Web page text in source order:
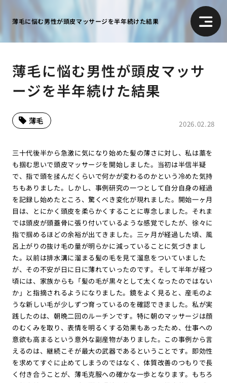
薄毛に悩む男性が頭皮マッサージを半年続けた結果
薄毛に悩む男性が頭皮マッサ
ージを半年続けた結果
2026.02.28
薄毛
三十代後半から急激に気になり始めた髪の薄さに対し、私は藁を
も掴む思いで頭皮マッサージを開始しました。当初は半信半疑
で、指で頭を揉んだくらいで何かが変わるのかという冷めた気持
ちもありました。しかし、事例研究の一つとして自分自身の経過
を記録し始めたところ、驚くべき変化が現れました。開始一ヶ月
目は、とにかく頭皮を柔らかくすることに専念しました。それま
では頭皮が頭蓋骨に張り付いているような感覚でしたが、徐々に
指で掴めるほどの余裕が出てきました。三ヶ月が経過した頃、風
呂上がりの抜け毛の量が明らかに減っていることに気づきまし
た。以前は排水溝に溜まる髪の毛を見て溜息をついていました
が、その不安が日に日に薄れていったのです。そして半年が経つ
頃には、家族からも「髪の毛が黒々として太くなったのではない
か」と指摘されるようになりました。鏡をよく見ると、産毛のよ
うな新しい毛が少しずつ育っているのを確認できました。私が実
践したのは、朝晩二回のルーチンです。特に朝のマッサージは顔
のむくみを取り、表情を明るくする効果もあったため、仕事への
意欲も高まるという意外な副産物がありました。この事例から言
えるのは、継続こそが最大の武器であるということです。即効性
を求めてすぐに止めてしまうのではなく、体質改善のつもりで長
く付き合うことが、薄毛克服への確かな一歩となります。もちろ